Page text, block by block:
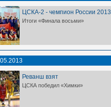
ЦСКА-2 - чемпион России 2013
Итоги «Финала восьми»
Реванш взят
ЦСКА победил «Химки»